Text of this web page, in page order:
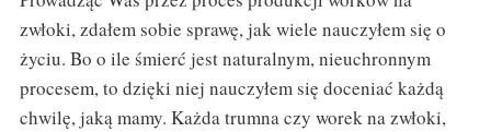
zwłoki, zdałem sobie sprawę, jak wiele nauczyłem się o
życiu. Bo o ile śmierć jest naturalnym, nieuchronnym
procesem, to dzięki niej nauczyłem się doceniać każdą
chwilę, jaką mamy. Każda trumna czy worek na zwłoki,